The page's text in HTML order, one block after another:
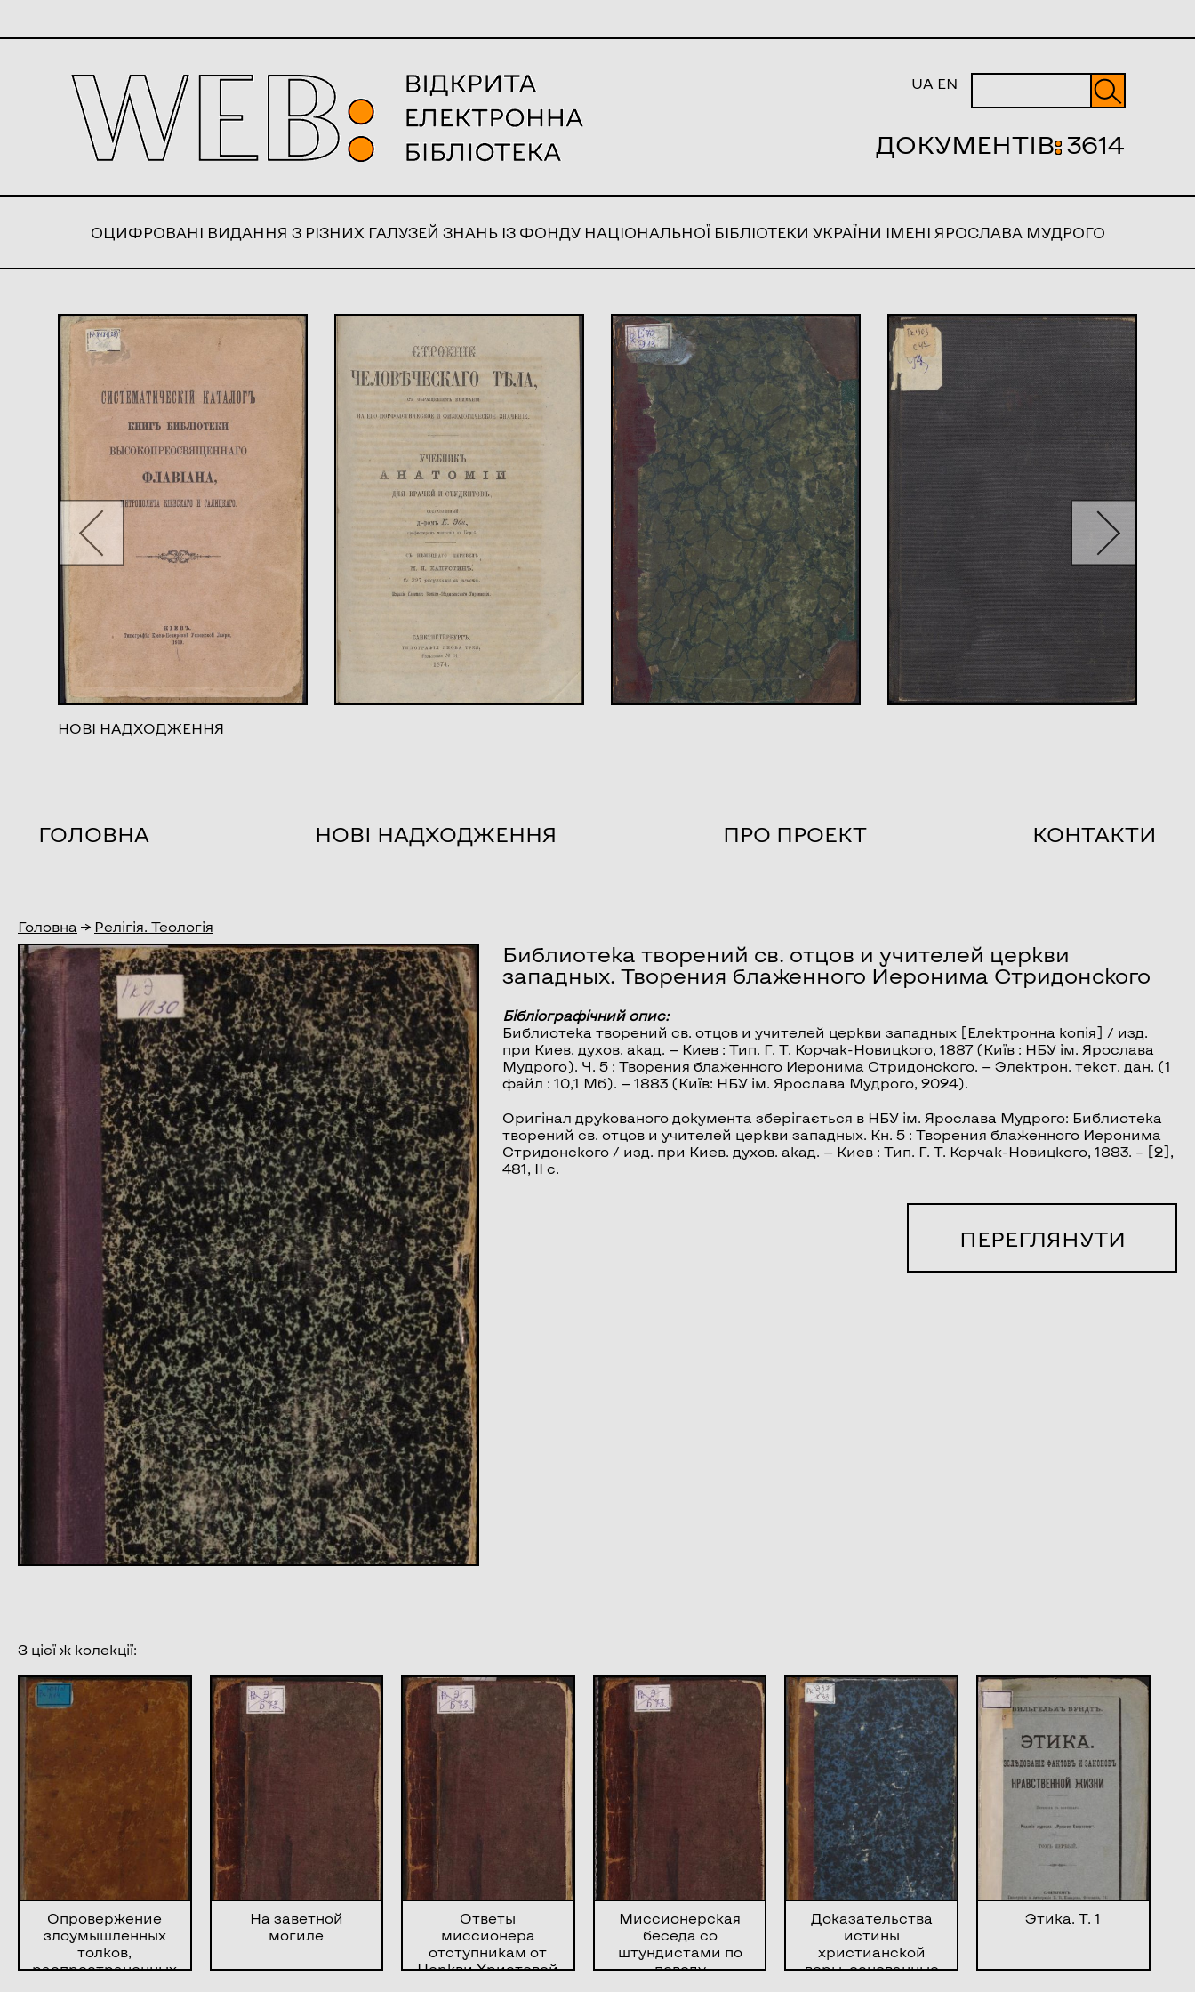
UA EN
ДОКУМЕНТІВ:3614
ОЦИФРОВАНІ ВИДАННЯ З РІЗНИХ ГАЛУЗЕЙ ЗНАНЬ ІЗ ФОНДУ НАЦІОНАЛЬНОЇ БІБЛІОТЕКИ УКРАЇНИ ІМЕНІ ЯРОСЛАВА МУДРОГО
НОВІ НАДХОДЖЕННЯ
ГОЛОВНА НОВІ НАДХОДЖЕННЯ ПРО ПРОЕКТ КОНТАКТИ
Головна → Релігія. Теологія
Библиотека творений св. отцов и учителей церкви
западных. Творения блаженного Иеронима Стридонского
Бібліографічний опис:
Библиотека творений св. отцов и учителей церкви западных [Електронна копія] / изд.
при Киев. духов. акад. — Киев : Тип. Г. Т. Корчак-Новицкого, 1887 (Київ : НБУ ім. Ярослава
Мудрого). Ч. 5 :Творения блаженного Иеронима Стридонского. — Электрон. текст. дан. (1
файл : 10,1 Мб). — 1883 (Київ: НБУ ім. Ярослава Мудрого, 2024).
Оригінал друкованого документа зберігається в НБУ ім. Ярослава Мудрого: Библиотека
творений св. отцов и учителей церкви западных. Кн. 5 : Творения блаженного Иеронима
Стридонского / изд. при Киев. духов. акад. — Киев : Тип. Г. Т. Корчак-Новицкого, 1883. – [2],
481, II с.
ПЕРЕГЛЯНУТИ
З цієї ж колекції:
Опровержение
злоумышленных
толков,
распространенных
На заветной
могиле
Ответы
миссионера
отступникам от
Церкви Христовой
Миссионерская
беседа со
штундистами по
поводу
Доказательства
истины
христианской
веры, основанные
Этика. Т. 1